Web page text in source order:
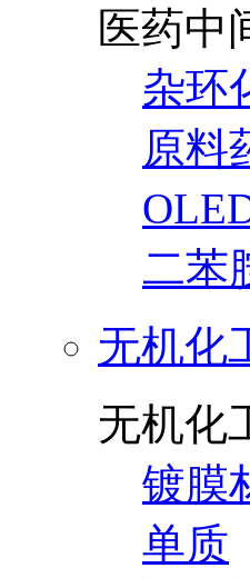
医药中
杂环
原料
二苯
无机化
无机化
镀膜
单质